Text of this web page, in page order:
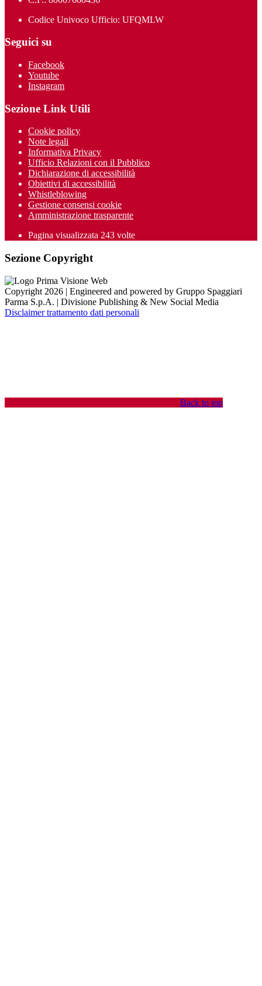
Codice Univoco Ufficio: UFQMLW
Seguici su
Facebook
Youtube
Instagram
Sezione Link Utili
Cookie policy
Note legali
Informativa Privacy
Ufficio Relazioni con il Pubblico
Dichiarazione di accessibilità
Obiettivi di accessibilità
Whistleblowing
Gestione consensi cookie
Amministrazione trasparente
Pagina visualizzata 243 volte
Sezione Copyright
Copyright 2026 | Engineered and powered by Gruppo Spaggiari
Parma S.p.A. | Divisione Publishing & New Social Media
Disclaimer trattamento dati personali
Back to top